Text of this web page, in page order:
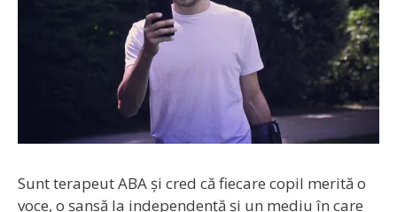
Sunt terapeut ABA și cred că fiecare copil merită o
voce, o șansă la independență și un mediu în care